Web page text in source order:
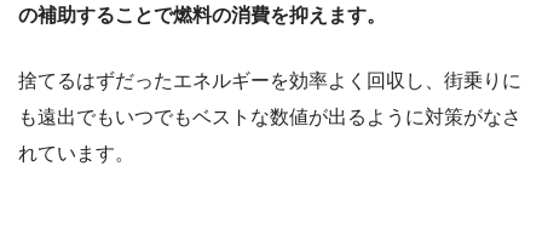
の補助することで燃料の消費を抑えます。
捨てるはずだったエネルギーを効率よく回収し、街乗りに
も遠出でもいつでもベストな数値が出るように対策がなさ
れています。